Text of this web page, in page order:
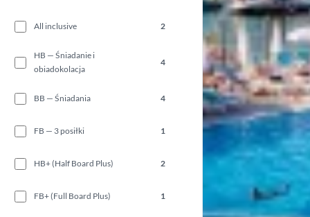
All inclusive 2
HB — Śniadanie i
obiadokolacja
4
BB — Śniadania 4
FB — 3 posiłki 1
HB+ (Half Board Plus) 2
FB+ (Full Board Plus) 1